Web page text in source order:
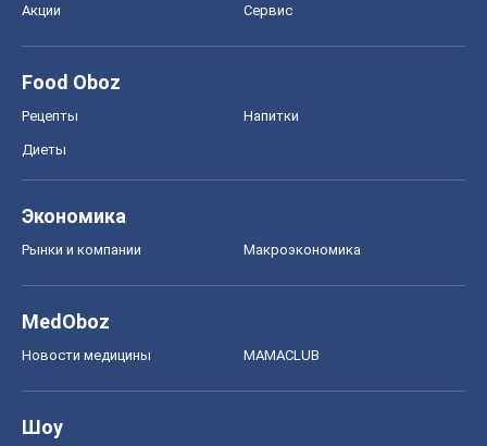
Акции Сервис
Food Oboz
Рецепты Напитки
Диеты
Экономика
Рынки и компании Mакроэкономика
MedOboz
Новости медицины MAMACLUB
Шоу